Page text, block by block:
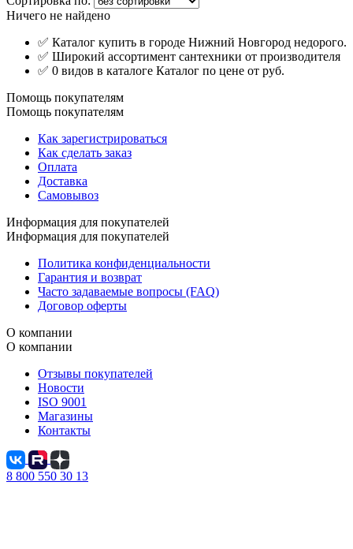
Ничего не найдено
✅ Каталог купить в городе Нижний Новгород недорого.
✅ Широкий ассортимент сантехники от производителя
✅ 0 видов в каталоге Каталог по цене от руб.
Помощь покупателям
Помощь покупателям
Как зарегистрироваться
Как сделать заказ
Оплата
Доставка
Самовывоз
Информация для покупателей
Информация для покупателей
Политика конфиденциальности
Гарантия и возврат
Часто задаваемые вопросы (FAQ)
Договор оферты
О компании
О компании
Отзывы покупателей
Новости
ISO 9001
Магазины
Контакты
8 800 550 30 13